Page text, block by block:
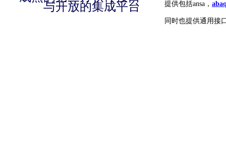
与开放的集成平台 提供包括ansa，
同时也提供通用接